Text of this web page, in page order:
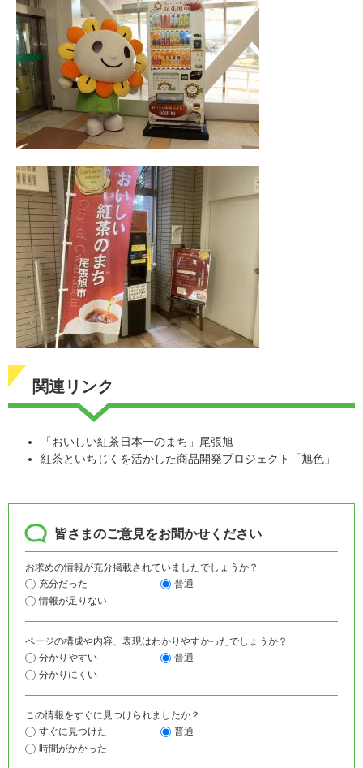
関連リンク
「おいしい紅茶日本一のまち」尾張旭
紅茶といちじくを活かした商品開発プロジェクト「旭色」
皆さまのご意見をお聞かせください
お求めの情報が充分掲載されていましたでしょうか？
充分だった
普通
情報が足りない
ページの構成や内容、表現はわかりやすかったでしょうか？
分かりやすい
普通
分かりにくい
この情報をすぐに見つけられましたか？
すぐに見つけた
普通
時間がかかった